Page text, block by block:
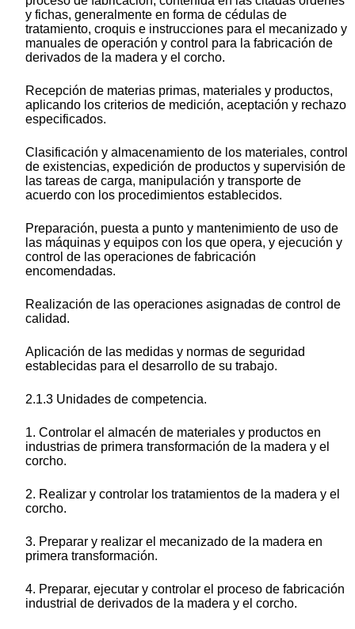
y fichas, generalmente en forma de cédulas de
tratamiento, croquis e instrucciones para el mecanizado y
manuales de operación y control para la fabricación de
derivados de la madera y el corcho.
Recepción de materias primas, materiales y productos,
aplicando los criterios de medición, aceptación y rechazo
especificados.
Clasificación y almacenamiento de los materiales, control
de existencias, expedición de productos y supervisión de
las tareas de carga, manipulación y transporte de
acuerdo con los procedimientos establecidos.
Preparación, puesta a punto y mantenimiento de uso de
las máquinas y equipos con los que opera, y ejecución y
control de las operaciones de fabricación
encomendadas.
Realización de las operaciones asignadas de control de
calidad.
Aplicación de las medidas y normas de seguridad
establecidas para el desarrollo de su trabajo.
2.1.3 Unidades de competencia.
1. Controlar el almacén de materiales y productos en
industrias de primera transformación de la madera y el
corcho.
2. Realizar y controlar los tratamientos de la madera y el
corcho.
3. Preparar y realizar el mecanizado de la madera en
primera transformación.
4. Preparar, ejecutar y controlar el proceso de fabricación
industrial de derivados de la madera y el corcho.